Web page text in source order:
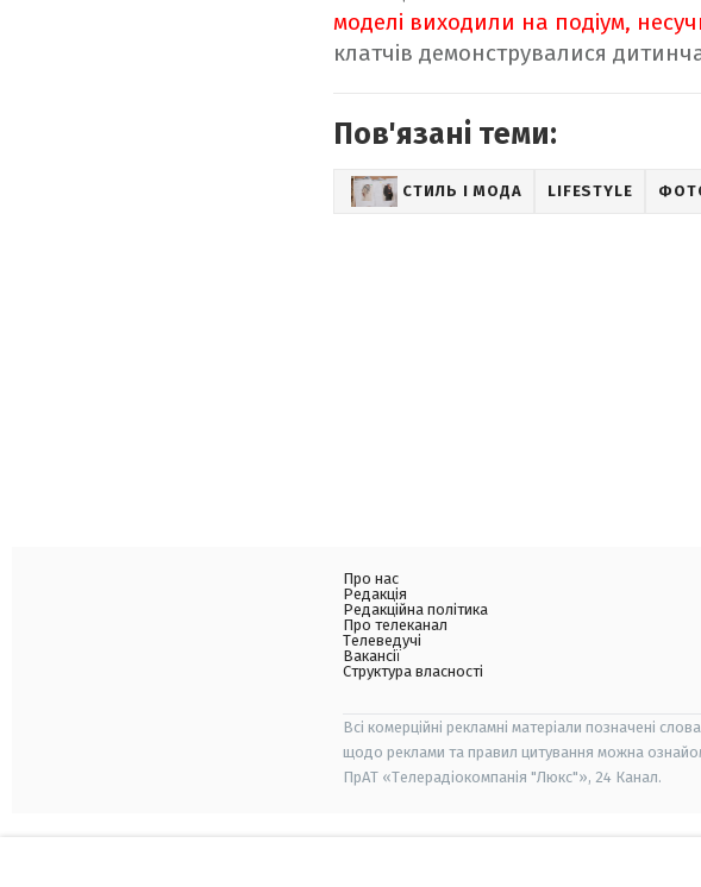
моделі виходили на подіум,
клатчів демонструвалися
Пов'язані теми:
СТИЛЬ І МОДА LIFESTYLE
Про нас
Редакція
Редакційна політика
Про телеканал
Телеведучі
Вакансії
Структура власності
Всі комерційні рекламні матеріали позначені
щодо реклами та правил цитування можна
ПрАТ «Телерадіокомпанія "Люкс"», 24 Канал.